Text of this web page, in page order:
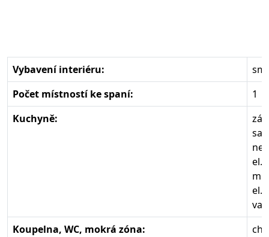
Vybavení interiéru:
Počet místností ke spaní:
1
Kuchyně:
el.
el.
Koupelna, WC, mokrá zóna: